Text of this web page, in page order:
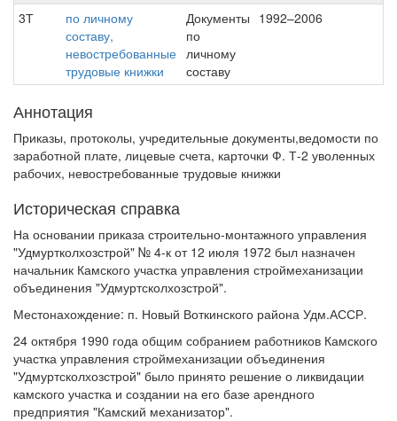
3Т
по личному
составу,
невостребованные
трудовые книжки
Документы
по
личному
составу
1992–2006
Аннотация
Приказы, протоколы, учредительные документы,ведомости по
заработной плате, лицевые счета, карточки Ф. Т-2 уволенных
рабочих, невостребованные трудовые книжки
Историческая справка
На основании приказа строительно-монтажного управления
"Удмуртколхозстрой" № 4-к от 12 июля 1972 был назначен
начальник Камского участка управления строймеханизации
объединения "Удмуртсколхозстрой".
Местонахождение: п. Новый Воткинского района Удм.АССР.
24 октября 1990 года общим собранием работников Камского
участка управления строймеханизации объединения
"Удмуртсколхозстрой" было принято решение о ликвидации
камского участка и создании на его базе арендного
предприятия "Камский механизатор".